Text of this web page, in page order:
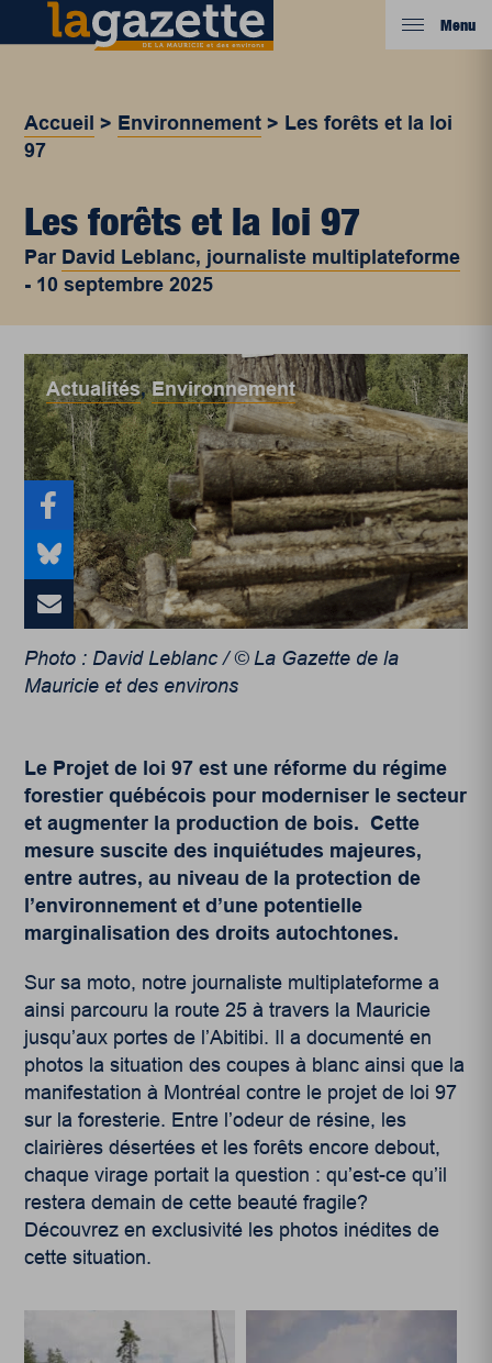
Menu
Accueil > Environnement > Les forêts et la loi
97
Les forêts et la loi 97
Par David Leblanc, journaliste multiplateforme
- 10 septembre 2025
Actualités,Environnement
Photo : David Leblanc / © La Gazette de la
Mauricie et des environs
Le Projet de loi 97 est une réforme du régime
forestier québécois pour moderniser le secteur
et augmenter la production de bois. Cette
mesure suscite des inquiétudes majeures,
entre autres, au niveau de la protection de
l’environnement et d’une potentielle
marginalisation des droits autochtones.
Sur sa moto, notre journaliste multiplateforme a
ainsi parcouru la route 25 à travers la Mauricie
jusqu’aux portes de l’Abitibi. Il a documenté en
photos la situation des coupes à blanc ainsi que la
manifestation à Montréal contre le projet de loi 97
sur la foresterie. Entre l’odeur de résine, les
clairières désertées et les forêts encore debout,
chaque virage portait la question : qu’est-ce qu’il
restera demain de cette beauté fragile?
Découvrez en exclusivité les photos inédites de
cette situation.